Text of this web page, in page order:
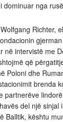
dominuar nga
Richter,
në intervistë me
që
Poloni dhe
brenda
partnerëve lindorë
del një sinjal
Balltik, kështu